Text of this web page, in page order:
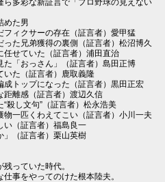
めた男
ィクサーの存在（証言者）愛甲猛
た兄弟獲得の裏側（証言者）松沼博久
せていた（証言者）浦田直治
「おっさん」（証言者）島田正博
た（証言者）鹿取義隆
トップになった（証言者）黒田正宏
離感（証言者）渡辺久信
し文句”（証言者）松永浩美
一匹くわえてこい（証言者）小川一夫
（証言者）福島良一
（証言者）栗山英樹
っていた時代。
事をやってのけた根本陸夫。